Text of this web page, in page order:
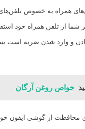
همراه به خصوص
از تلفن همراه خود
و وارد شدن ضربه است
خواص روغن آرگان
محافظت از گوشی ایفون